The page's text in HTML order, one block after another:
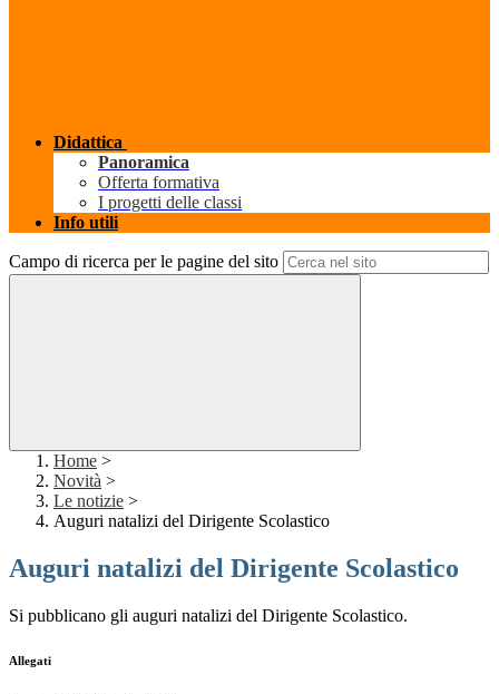
Didattica
Panoramica
Offerta formativa
I progetti delle classi
Info utili
Campo di ricerca per le pagine del sito
Home >
Novità >
Le notizie >
Auguri natalizi del Dirigente Scolastico
Auguri natalizi del Dirigente Scolastico
Si pubblicano gli auguri natalizi del Dirigente Scolastico.
Allegati